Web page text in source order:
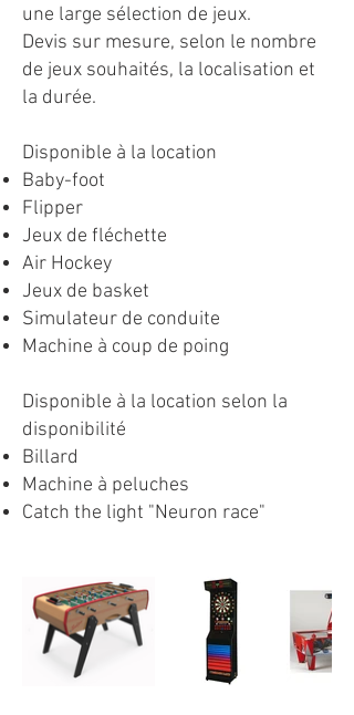
une large sélection de jeux.
Devis sur mesure, selon le nombre
de jeux souhaités, la localisation et
la durée.
Disponible à la location
Baby-foot
Flipper
Jeux de fléchette
Air Hockey
Jeux de basket
Simulateur de conduite
Machine à coup de poing
Disponible à la location selon la
disponibilité
Billard
Machine à peluches
Catch the light "Neuron race"